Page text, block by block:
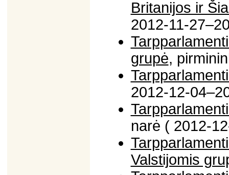
Britanijos ir
2012-11-
grupė,
2012-12-
narė ( 2012-
Valstijomis